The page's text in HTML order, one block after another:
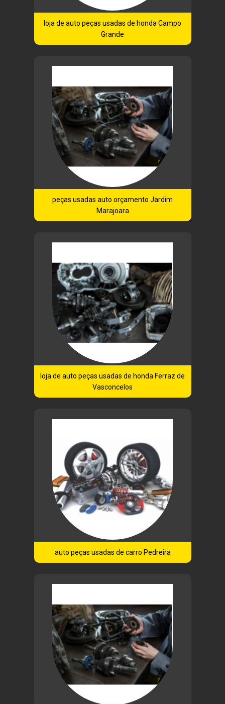
loja de auto peças usadas de honda Campo
Grande
peças usadas auto orçamento Jardim
Marajoara
loja de auto peças usadas de honda Ferraz de
Vasconcelos
auto peças usadas de carro Pedreira